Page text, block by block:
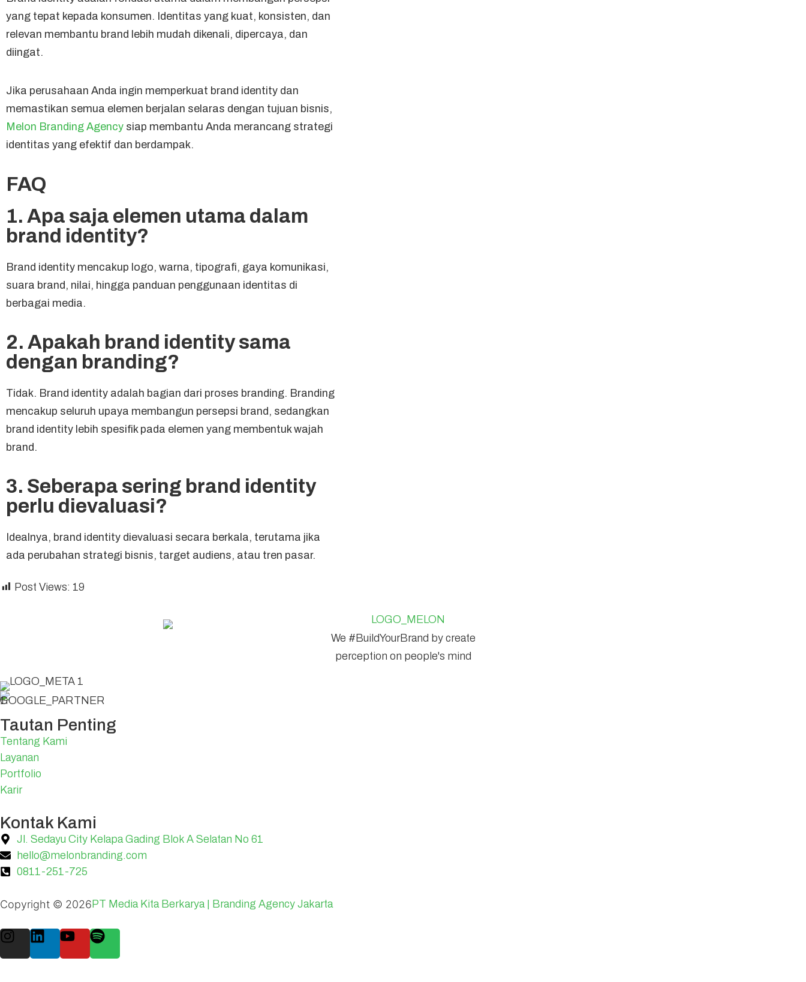
yang tepat kepada konsumen. Identitas yang kuat, konsisten, dan
relevan membantu brand lebih mudah dikenali, dipercaya, dan
diingat.
Jika perusahaan Anda ingin memperkuat brand identity dan
memastikan semua elemen berjalan selaras dengan tujuan bisnis,
Melon Branding Agency siap membantu Anda merancang strategi
identitas yang efektif dan berdampak.
FAQ
1. Apa saja elemen utama dalam
brand identity?
Brand identity mencakup logo, warna, tipografi, gaya komunikasi,
suara brand, nilai, hingga panduan penggunaan identitas di
berbagai media.
2. Apakah brand identity sama
dengan branding?
Tidak. Brand identity adalah bagian dari proses branding. Branding
mencakup seluruh upaya membangun persepsi brand, sedangkan
brand identity lebih spesifik pada elemen yang membentuk wajah
brand.
3. Seberapa sering brand identity
perlu dievaluasi?
Idealnya, brand identity dievaluasi secara berkala, terutama jika
ada perubahan strategi bisnis, target audiens, atau tren pasar.
Post Views: 19
We #BuildYourBrand by create
perception on people's mind
Tautan Penting
Tentang Kami
Layanan
Portfolio
Karir
Kontak Kami
Jl. Sedayu City Kelapa Gading Blok A Selatan No 61
hello@melonbranding.com
0811-251-725
Copyright © 2026PT Media Kita Berkarya | Branding Agency Jakarta